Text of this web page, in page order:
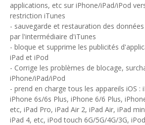
applications, etc sur iPhone/iPad/iPod
restriction iTunes
- sauvegarde et restauration des
par l'intermédiaire d'iTunes
- bloque et supprime les publicités
iPad et iPod
- Corrige les problèmes de blocage,
iPhone/iPad/iPod
- prend en charge tous les appareils iOS :
iPhone 6s/6s Plus, iPhone 6/6 Plus,
etc, iPad Pro, iPad Air 2, iPad Air, iPad
iPad 4, etc, iPod touch 6G/5G/4G/3G,